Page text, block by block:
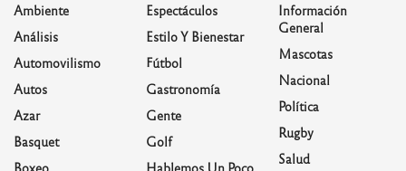
Ambiente
Análisis
Automovilismo
Autos
Azar
Basquet
Boxeo
Espectáculos
Estilo Y Bienestar
Fútbol
Gastronomía
Gente
Golf
Hablemos Un Poco
Información
General
Mascotas
Nacional
Política
Rugby
Salud